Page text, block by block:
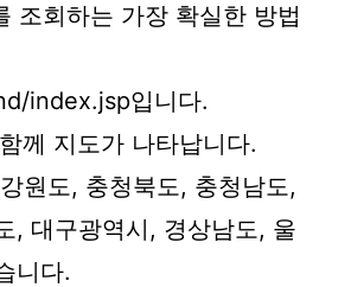
조회하는 가장 확실한 방법
index.jsp입니다.
께 지도가 나타납니다.
원도, 충청북도, 충청남도,
, 대구광역시, 경상남도, 울
니다.